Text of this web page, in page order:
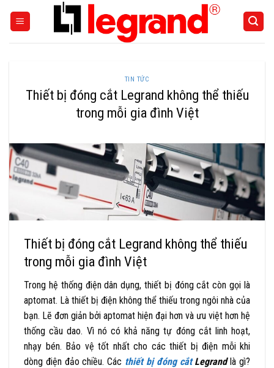
TIN TỨC
Thiết bị đóng cắt Legrand không thể thiếu
trong mỗi gia đình Việt
Thiết bị đóng cắt Legrand không thể thiếu
trong mỗi gia đình Việt
Trong hệ thống điện dân dụng, thiết bị đóng cắt còn gọi là
aptomat. Là thiết bị điện không thể thiếu trong ngôi nhà của
bạn. Lẽ đơn giản bởi aptomat hiện đại hơn và ưu việt hơn hệ
thống cầu dao. Vì nó có khả năng tự đóng cắt linh hoạt,
nhạy bén. Bảo vệ tốt nhất cho các thiết bị điện mỗi khi
dòng điện đảo chiều. Các thiết bị đóng cắt Legrandlà gì?